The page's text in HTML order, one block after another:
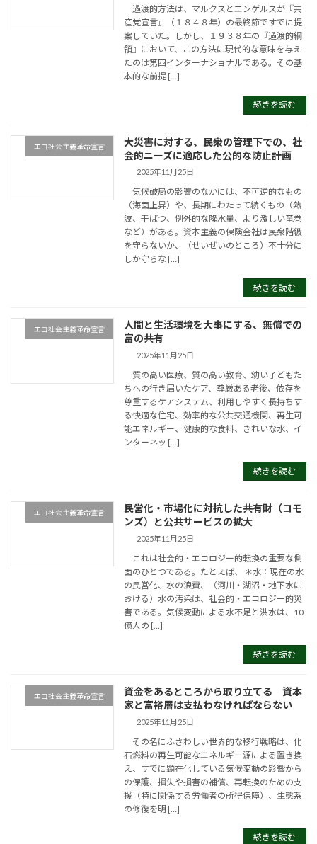
過渡的方法は、マルクスとエンゲルスが『共
産党宣言』（１８４８年）の最終節ですでに提
案していた。しかし、１９３８年の『過渡的綱
領』において、この方法に現代的な意味を与え
たのは第四インターナショナルである。その基
本的な前提 […]
続きを読む
エコ社会主義革命宣言
大災害に対する、民衆の管理下での、社
会的ニーズに適応した公的な防止計画
2025年11月25日
気候破局の影響のなかには、不可逆的なもの
（海面上昇）や、長期にわたって続くもの（熱
波、干ばつ、例外的な降水量、より激しい竜巻
など）がある。資本主義の保険会社は民衆階級
を守らないか、（せいぜいのところ）不十分に
しか守らな […]
続きを読む
エコ社会主義革命宣言
人間と生活環境を大事にする、無償での
富の共有
2025年11月25日
質の高い医療、質の高い教育、幼い子どもた
ちへの行き届いたケア、尊厳ある老後、依存を
尊重するケアシステム、利用しやすく長持ちす
る快適な住宅、効率的な公共交通機関、再生可
能エネルギー、健康的な食料、きれいな水、イ
ンターネッ […]
続きを読む
エコ社会主義革命宣言
民営化・市場化に対抗した共有財（コモ
ンズ）と公共サービスの拡大
2025年11月25日
これは社会的・エコロジー的転換の重要な側
面のひとつである。たとえば、 ＊水：現在の水
の民営化、水の浪費、（河川・湖沼・地下水に
おける）水の汚染は、社会的・エコロジー的災
害である。気候変動による水不足と洪水は、10
億人の […]
続きを読む
エコ社会主義革命宣言
資金をあるところから取り立てる 資本
家と富裕層は支払わなければならない
2025年11月25日
その名にふさわしい世界的な移行戦略は、化
石燃料の再生可能なエネルギー源による置き換
え、すでに顕在化している気候変動の影響から
の保護、損失や損害の補償、再転換のための支
援（特に関係する労働者の所得保障）、生態系
の修復を明 […]
続きを読む